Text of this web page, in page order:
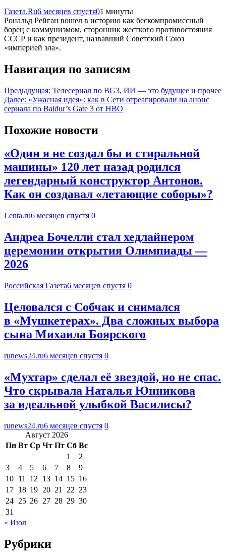
Газета.Ru6 месяцев спустя01 минуты
Рональд Рейган вошел в историю как бескомпромиссный
борец с коммунизмом, сторонник жесткого противостояния
СССР и как президент, назвавший Советский Союз
«империей зла».
Навигация по записям
Предыдущая: Телесериал по BG3, ИИ — это будущее и прочее
Далее: «Ужасная идея»: как в Сети отреагировали на анонс
сериала по Baldur’s Gate 3 от HBO
Похожие новости
«Один я не создал бы и стиральной
машины» 120 лет назад родился
легендарный конструктор Антонов.
Как он создавал «летающие соборы»?
Lenta.ru6 месяцев спустя 0
Андреа Бочелли стал хедлайнером
церемонии открытия Олимпиады —
2026
Российская Газета6 месяцев спустя 0
Целовался с Собчак и снимался
в «Мушкетерах». Два сложных выбора
сына Михаила Боярского
runews24.ru6 месяцев спустя 0
«Мухтар» сделал её звездой, но не спас.
Что скрывала Наталья Юнникова
за идеальной улыбкой Василисы?
runews24.ru6 месяцев спустя 0
Август 2026
Пн Вт Ср Чт Пт Сб Вс
1
2
3
4 5 6 7 8
9
10 11 12 13 14 15 16
17 18 19 20 21 22 23
24 25 26 27 28 29 30
31
« Июл
Рубрики